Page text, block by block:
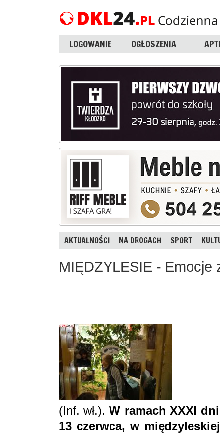
LOGOWANIE OGŁOSZENIA
AKTUALNOŚCI NA DROGACH SPORT
MIĘDZYLESIE - Emocje
(Inf. wł.).W ramach XXXI
13 czerwca, w